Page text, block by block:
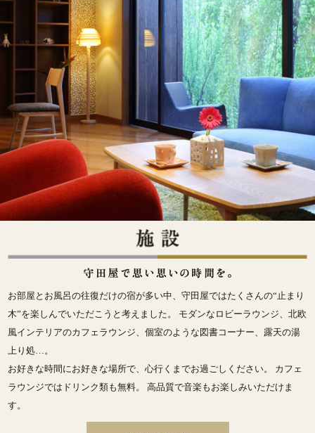
お部屋とお風呂の往復だけの宿が多い中、守田屋ではたくさんの“止まり
木”を楽しんでいただこうと考えました。 モダンなロビーラウンジ、北欧
風インテリアのカフェラウンジ、個室のような図書コーナー、露天の湯
上り処…。
お好きな時間にお好きな場所で、心行くまでお過ごしください。 カフェ
ラウンジではドリンク類も無料。 高品質で音楽もお楽しみいただけま
す。